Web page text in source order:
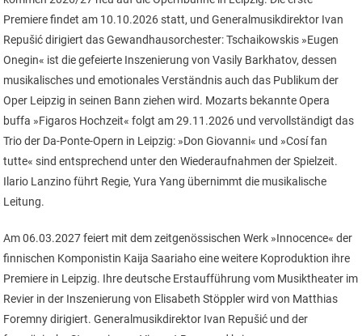
Premiere findet am 10.10.2026 statt, und Generalmusikdirektor Ivan
Repušić dirigiert das Gewandhausorchester: Tschaikowskis »Eugen
Onegin« ist die gefeierte Inszenierung von Vasily Barkhatov, dessen
musikalisches und emotionales Verständnis auch das Publikum der
Oper Leipzig in seinen Bann ziehen wird. Mozarts bekannte Opera
buffa »Figaros Hochzeit« folgt am 29.11.2026 und vervollständigt das
Trio der Da-Ponte-Opern in Leipzig: »Don Giovanni« und »Cosí fan
tutte« sind entsprechend unter den Wiederaufnahmen der Spielzeit.
Ilario Lanzino führt Regie, Yura Yang übernimmt die musikalische
Leitung.
Am 06.03.2027 feiert mit dem zeitgenössischen Werk »Innocence« der
finnischen Komponistin Kaija Saariaho eine weitere Koproduktion ihre
Premiere in Leipzig. Ihre deutsche Erstaufführung vom Musiktheater im
Revier in der Inszenierung von Elisabeth Stöppler wird von Matthias
Foremny dirigiert. Generalmusikdirektor Ivan Repušić und der